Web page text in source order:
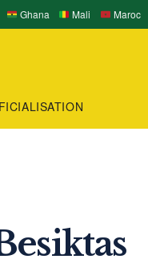
Ghana Mali Maroc